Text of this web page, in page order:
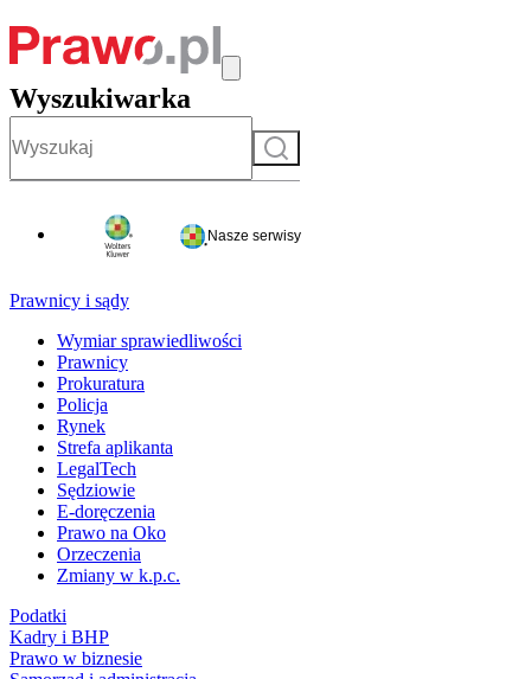
Wyszukiwarka
Szukaj
Nasze serwisy
Prawnicy i sądy
Wymiar sprawiedliwości
Prawnicy
Prokuratura
Policja
Rynek
Strefa aplikanta
LegalTech
Sędziowie
E-doręczenia
Prawo na Oko
Orzeczenia
Zmiany w k.p.c.
Podatki
Kadry i BHP
Prawo w biznesie